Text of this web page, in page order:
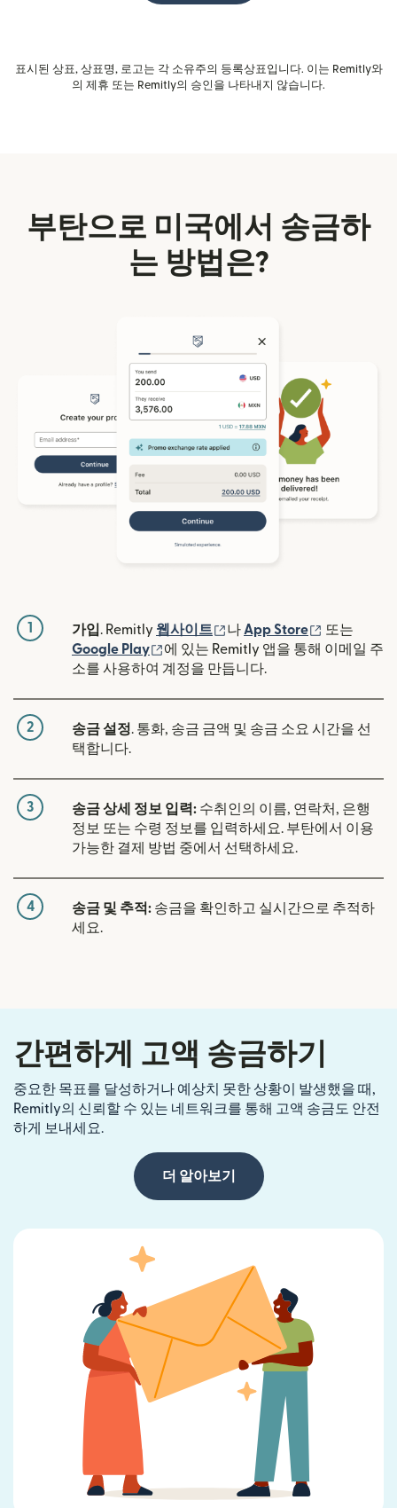
표시된 상표, 상표명, 로고는 각 소유주의 등록상표입니다. 이는 Remitly와
의 제휴 또는 Remitly의 승인을 나타내지 않습니다.
부탄으로 미국에서 송금하
는 방법은?
1 가입. Remitly 웹사이트 (새 창에서 열림)
나 App Store (새 창에서
또는
Google Play
(새 창에서 열림)
에 있는 Remitly 앱을 통해 이메일 주
소를 사용하여 계정을 만듭니다.
2 송금 설정. 통화, 송금 금액 및 송금 소요 시간을 선
택합니다.
3 송금 상세 정보 입력: 수취인의 이름, 연락처, 은행
정보 또는 수령 정보를 입력하세요. 부탄에서 이용
가능한 결제 방법 중에서 선택하세요.
4 송금 및 추적: 송금을 확인하고 실시간으로 추적하
세요.
간편하게 고액 송금하기
중요한 목표를 달성하거나 예상치 못한 상황이 발생했을 때,
Remitly의 신뢰할 수 있는 네트워크를 통해 고액 송금도 안전
하게 보내세요.
더 알아보기